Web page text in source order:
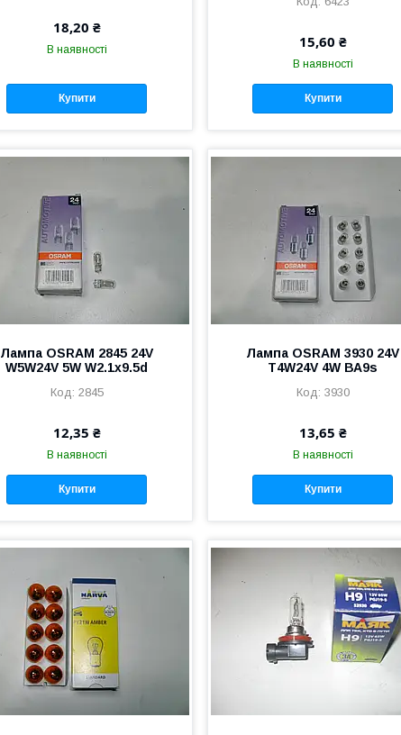
18,20 ₴
В наявності
Купити
15,60 ₴
В наявності
Купити
Лампа OSRAM 2845 24V
W5W24V 5W W2.1x9.5d
2845
12,35 ₴
В наявності
Купити
Лампа OSRAM 3930 24V
Т4W24V 4W ВА9s
3930
13,65 ₴
В наявності
Купити